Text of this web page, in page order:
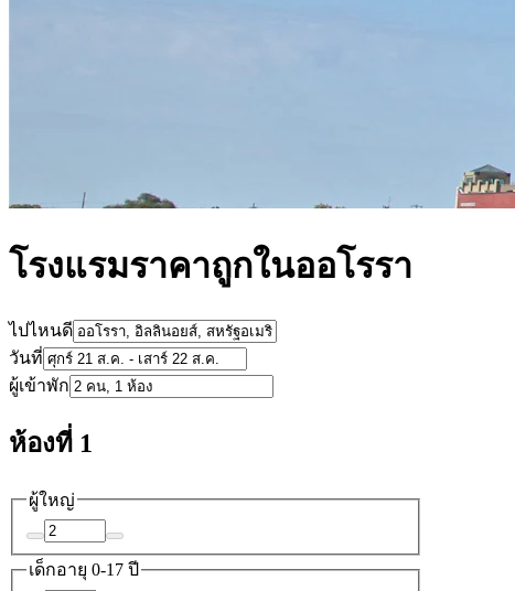
โรงแรมราคาถูกในออโรรา
ไปไหนดี
วันที่
ผู้เข้าพัก
ห้องที่ 1
ผู้ใหญ่
เด็กอายุ 0-17 ปี